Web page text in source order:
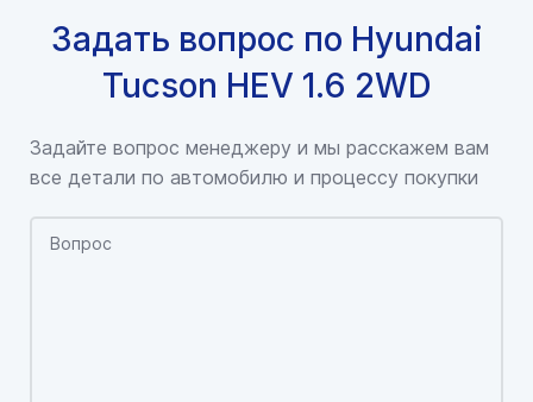
Задать вопрос по Hyundai
Tucson HEV 1.6 2WD
Задайте вопрос менеджеру и мы расскажем вам
все детали по автомобилю и процессу покупки